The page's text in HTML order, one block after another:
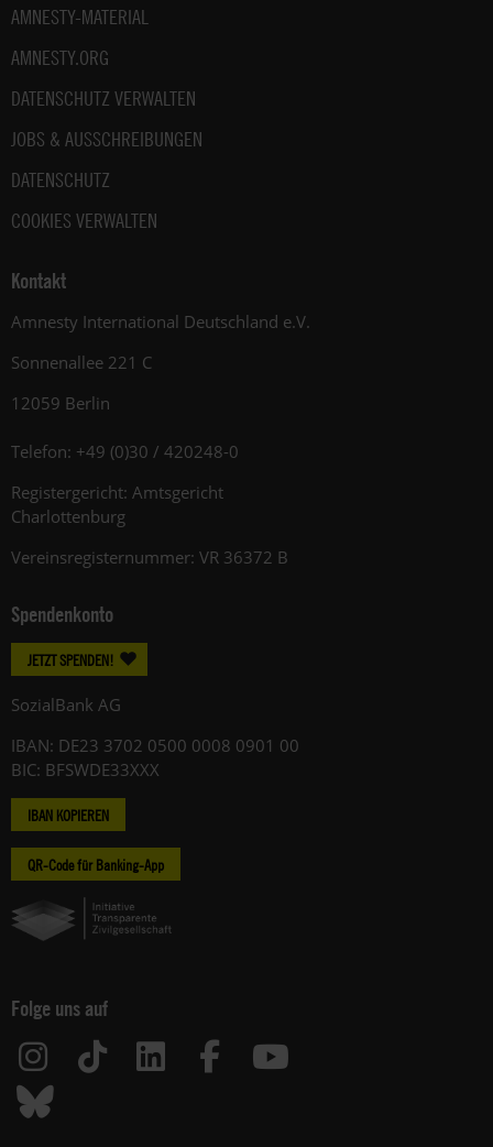
AMNESTY-MATERIAL
AMNESTY.ORG
DATENSCHUTZ VERWALTEN
JOBS & AUSSCHREIBUNGEN
DATENSCHUTZ
COOKIES VERWALTEN
Kontakt
Amnesty International Deutschland e.V.
Sonnenallee 221 C
12059 Berlin
Telefon: +49 (0)30 / 420248-0
Registergericht: Amtsgericht
Charlottenburg
Vereinsregisternummer: VR 36372 B
Spendenkonto
JETZT SPENDEN!
SozialBank AG
IBAN: DE23 3702 0500 0008 0901 00
BIC: BFSWDE33XXX
IBAN KOPIEREN
QR-Code für Banking-App
Folge uns auf